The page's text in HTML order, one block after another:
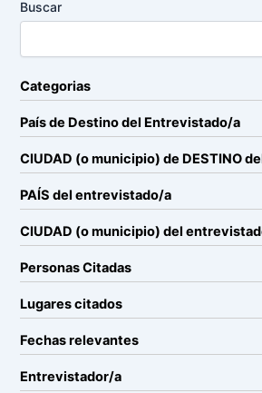
Buscar
Categorias
País de Destino del Entrevistado/a
CIUDAD (o municipio) de DESTINO
PAÍS del entrevistado/a
CIUDAD (o municipio) del
Personas Citadas
Lugares citados
Fechas relevantes
Entrevistador/a